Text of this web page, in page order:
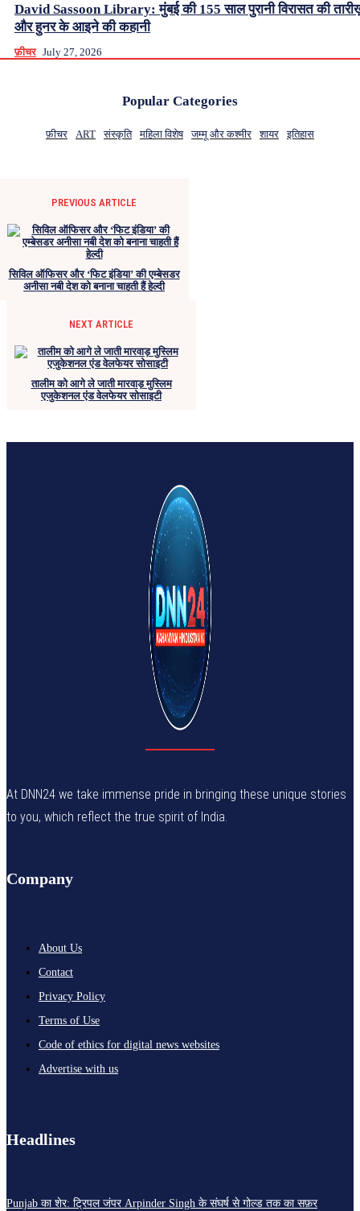
David Sassoon Library: मुंबई की 155 साल पुरानी विरासत की
और हुनर के आइने की कहानी
फ़ीचर July 27, 2026
Popular Categories
फ़ीचर ART संस्कृति महिला विशेष जम्मू और कश्मीर शायर इतिहास
PREVIOUS ARTICLE
सिविल ऑफिसर और ‘फिट इंडिया’ की एम्बेसडर
अनीसा नबी देश को बनाना चाहती हैं हेल्दी
NEXT ARTICLE
तालीम को आगे ले जाती मारवाड़ मुस्लिम
एजुकेशनल एंड वेलफेयर सोसाइटी
At DNN24 we take immense pride in bringing these unique stories
to you, which reflect the true spirit of India.
Company
About Us
Contact
Privacy Policy
Terms of Use
Code of ethics for digital news websites
Advertise with us
Headlines
Punjab का शेर: ट्रिपल जंपर Arpinder Singh के संघर्ष से गोल्ड तक का सफ़र